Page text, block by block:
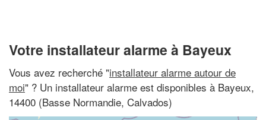
Votre installateur alarme à Bayeux
Vous avez recherché "installateur alarme autour de
moi" ? Un installateur alarme est disponibles à Bayeux,
14400 (Basse Normandie, Calvados)